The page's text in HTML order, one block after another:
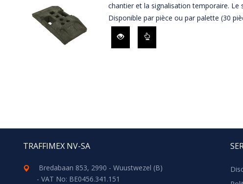
chantier et la signalisation temporaire. Le
Disponible par pièce ou par palette (30
TRAFFIMEX NV-SA
Bredabaan 853, 2990 - Wuustwezel (B)
- VAT No: BE0456.341.151